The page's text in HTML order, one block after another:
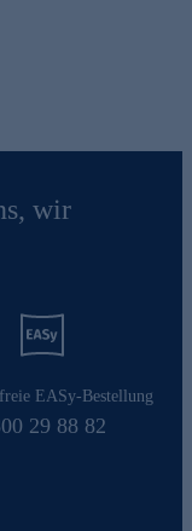
wir
EASy-Bestellung
29 88 82